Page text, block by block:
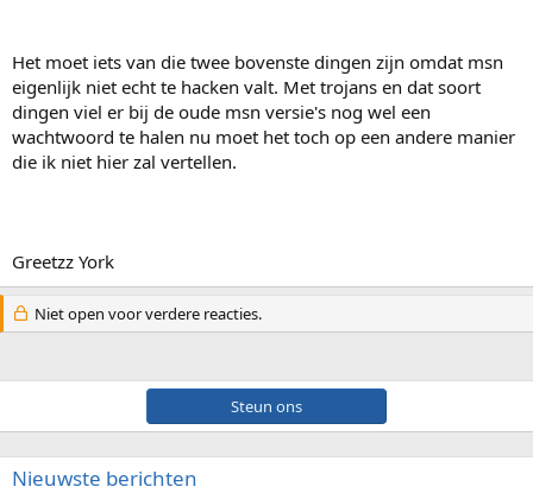
Het moet iets van die twee bovenste dingen zijn omdat msn
eigenlijk niet echt te hacken valt. Met trojans en dat soort
dingen viel er bij de oude msn versie's nog wel een
wachtwoord te halen nu moet het toch op een andere manier
die ik niet hier zal vertellen.
Greetzz York
Niet open voor verdere reacties.
Steun ons
Nieuwste berichten